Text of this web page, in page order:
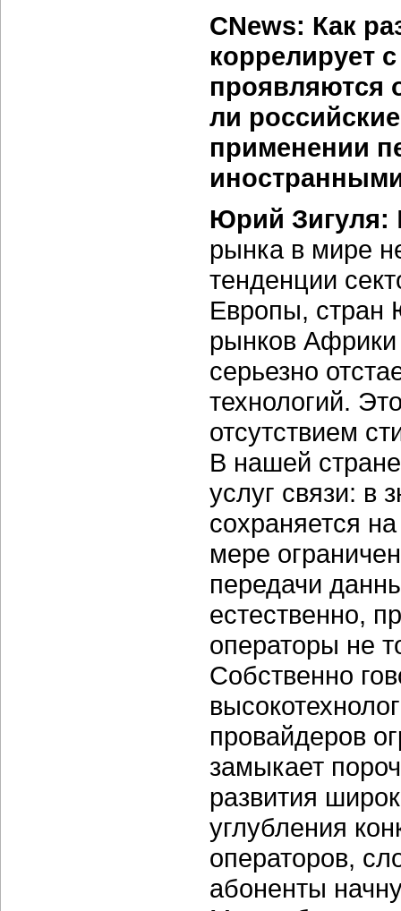
CNews: Как
коррелирует
проявляются
ли
применении
Юрий Зигуля:
рынка в мире
тенденции
Европы, стран
рынков
серьезно
технологий.
отсутствием
В нашей
услуг связи: в
сохраняется
мере
передачи
естественно,
операторы не
Собственно
провайдеров
замыкает
развития
углубления
операторов,
абоненты